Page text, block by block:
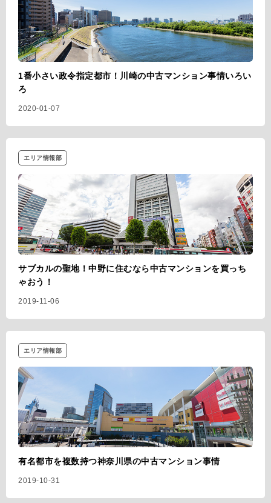
1番小さい政令指定都市！川崎の中古マンション事情いろい
ろ
2020-01-07
エリア情報部
サブカルの聖地！中野に住むなら中古マンションを買っち
ゃおう！
2019-11-06
エリア情報部
有名都市を複数持つ神奈川県の中古マンション事情
2019-10-31